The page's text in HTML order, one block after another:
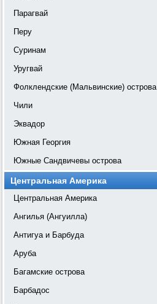
Парагвай
Перу
Суринам
Уругвай
Фолклендские (Мальвинские) острова
Чили
Эквадор
Южная Георгия
Южные Сандвичевы острова
Центральная Америка
Центральная Америка
Ангилья (Ангуилла)
Антигуа и Барбуда
Аруба
Багамские острова
Барбадос